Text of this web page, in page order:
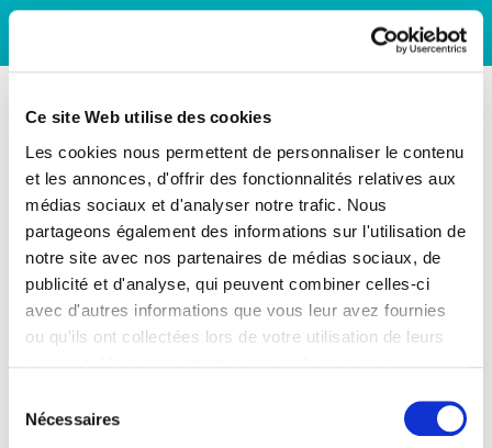
Ce site Web utilise des cookies
Les cookies nous permettent de personnaliser le contenu
et les annonces, d'offrir des fonctionnalités relatives aux
médias sociaux et d'analyser notre trafic. Nous
partageons également des informations sur l'utilisation de
notre site avec nos partenaires de médias sociaux, de
publicité et d'analyse, qui peuvent combiner celles-ci
avec d'autres informations que vous leur avez fournies
ou qu'ils ont collectées lors de votre utilisation de leurs
Nécessaires